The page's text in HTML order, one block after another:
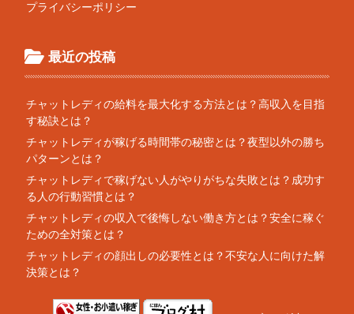
プライバシーポリシー
最近の投稿
チャットレディの給料を最大化する方法とは？高収入を目指
す秘訣とは？
チャットレディが稼げる時間帯の秘密とは？夜型以外の勝ち
パターンとは？
チャットレディで稼げない人がやりがちな失敗とは？成功す
る人の行動習慣とは？
チャットレディの収入で後悔しない働き方とは？安全に稼ぐ
ための全対策とは？
チャットレディの顔出しの必要性とは？不安な人に向けた解
決策とは？